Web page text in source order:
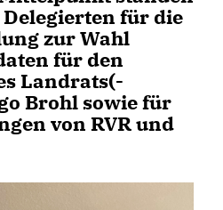
für die
zur Wahl
für den
Landrats(-
Brohl sowie für
von RVR und